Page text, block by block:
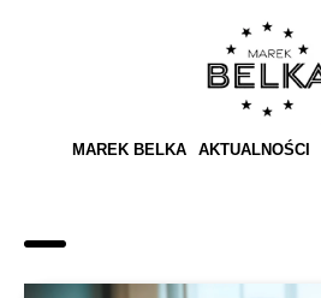
MAREK BELKA AKTUALNOŚCI